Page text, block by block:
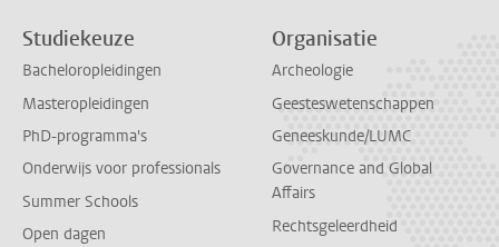
Studiekeuze
Bacheloropleidingen
Masteropleidingen
PhD-programma's
Onderwijs voor professionals
Summer Schools
Open dagen
Organisatie
Archeologie
Geesteswetenschappen
Geneeskunde/LUMC
Governance and Global
Affairs
Rechtsgeleerdheid